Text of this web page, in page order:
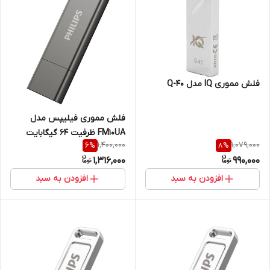
فلش مموری IQ مدل Q-40
1,079,000
8%
990,000
افزودن به سبد
فلش مموری فیلیپس مدل
FM10UA ظرفیت ۶۴ گیگابایت
1,400,000
6%
1,316,000
افزودن به سبد